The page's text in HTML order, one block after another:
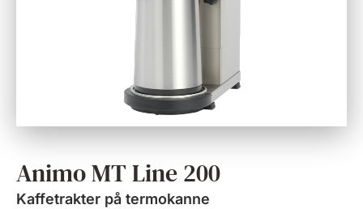
Animo MT Line 200
Kaffetrakter på termokanne